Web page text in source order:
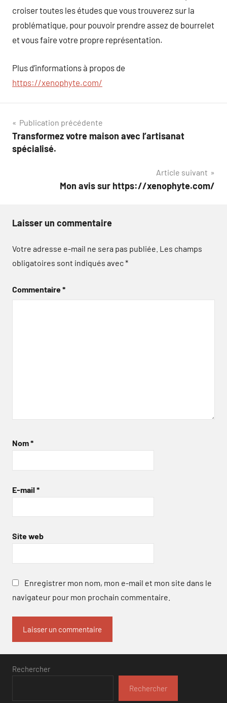
croiser toutes les études que vous trouverez sur la
problématique, pour pouvoir prendre assez de bourrelet
et vous faire votre propre représentation.
Plus d’informations à propos de
https://xenophyte.com/
Navigation
de
Publication précédente
Transformez votre maison avec l’artisanat
spécialisé.
Article suivant
Mon avis sur https://xenophyte.com/
Laisser un commentaire
Votre adresse e-mail ne sera pas publiée. Les champs
obligatoires sont indiqués avec*
Commentaire*
Nom*
E-mail *
Site web
Enregistrer mon nom, mon e-mail et mon site dans le
navigateur pour mon prochain commentaire.
Rechercher
Rechercher